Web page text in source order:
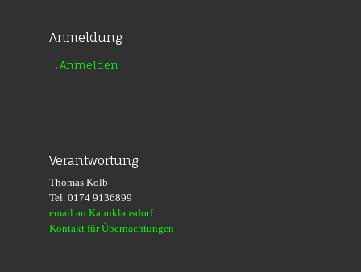
Anmeldung
→Anmelden
Verantwortung
Thomas Kolb
Tel. 0174 9136899
email an Kanuklausdorf
Kontakt für Übernachtungen